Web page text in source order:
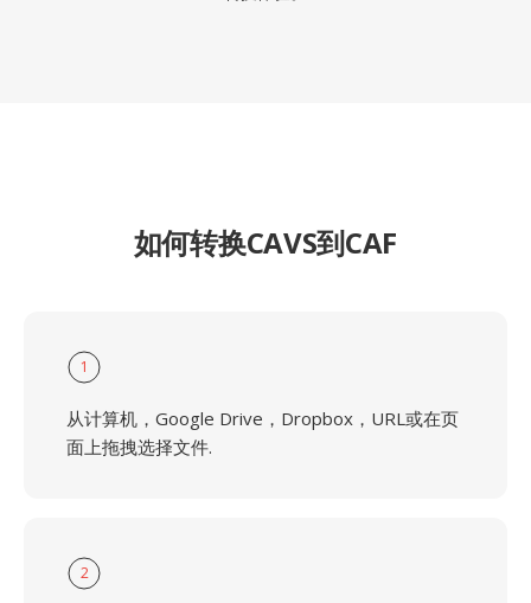
如何转换CAVS到CAF
1
从计算机，Google Drive，Dropbox，URL或在页
面上拖拽选择文件.
2